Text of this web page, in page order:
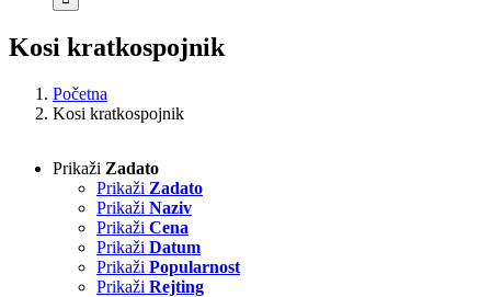
Kosi kratkospojnik
Početna
Kosi kratkospojnik
Prikaži Zadato
Prikaži Zadato
Prikaži Naziv
Prikaži Cena
Prikaži Datum
Prikaži Popularnost
Prikaži Rejting